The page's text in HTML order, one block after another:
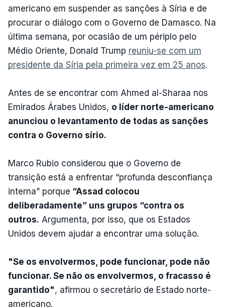
americano em suspender as sanções à Síria e de
procurar o diálogo com o Governo de Damasco. Na
última semana, por ocasião de um périplo pelo
Médio Oriente, Donald Trump reuniu-se com um
presidente da Síria pela primeira vez em 25 anos.
Antes de se encontrar com Ahmed al-Sharaa nos
Emirados Árabes Unidos, o líder norte-americano
anunciou o levantamento de todas as sanções
contra o Governo sírio.
Marco Rubio considerou que o Governo de
transição está a enfrentar “profunda desconfiança
interna” porque “Assad colocou
deliberadamente” uns grupos “contra os
outros. Argumenta, por isso, que os Estados
Unidos devem ajudar a encontrar uma solução.
"Se os envolvermos, pode funcionar, pode não
funcionar. Se não os envolvermos, o fracasso é
garantido", afirmou o secretário de Estado norte-
americano.